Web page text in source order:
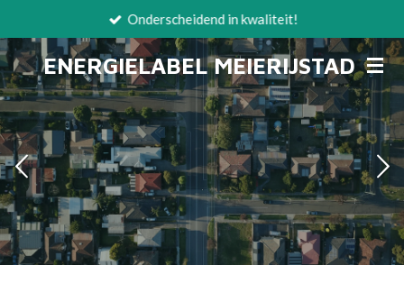
direct
naar
de
hoofdinhoud
ENERGIELABEL MEIERIJSTAD
Onderscheidend in kwaliteit!